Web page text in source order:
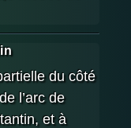
du côté
l’arc de
et à